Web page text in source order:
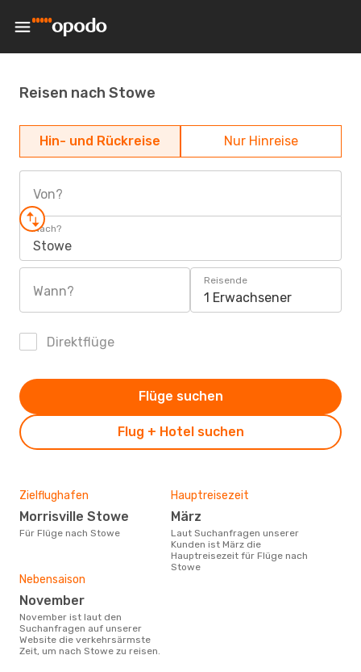
Reisen nach Stowe
Hin- und Rückreise Nur Hinreise
Von?
Nach?
Stowe
Wann?
Reisende
1 Erwachsener
Direktflüge
Flug + Hotel suchen
Flüge suchen
Zielflughafen
Morrisville Stowe
Für Flüge nach Stowe
Hauptreisezeit
März
Laut Suchanfragen unserer
Kunden ist März die
Hauptreisezeit für Flüge nach
Stowe
Nebensaison
November
November ist laut den
Suchanfragen auf unserer
Website die verkehrsärmste
Zeit, um nach Stowe zu reisen.